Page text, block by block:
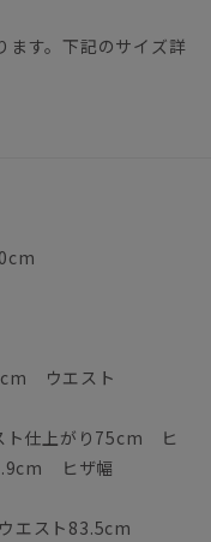
す。下記のサイズ詳
ウエスト
ト仕上がり75cm ヒ
ヒザ幅
エスト83.5cm